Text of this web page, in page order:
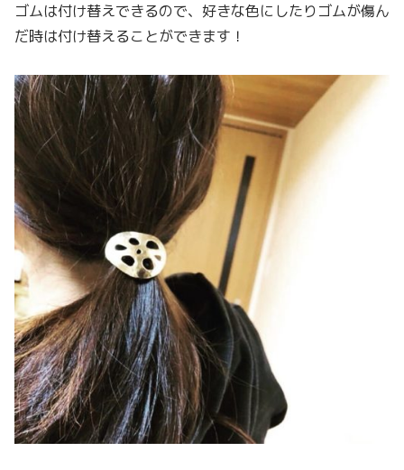
ゴムは付け替えできるので、好きな色にしたりゴムが傷ん
だ時は付け替えることができます！